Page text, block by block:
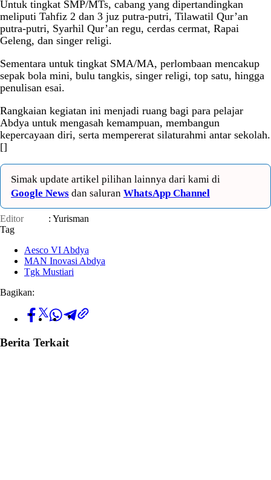
Untuk tingkat SMP/MTs, cabang yang dipertandingkan
meliputi Tahfiz 2 dan 3 juz putra-putri, Tilawatil Qur’an
putra-putri, Syarhil Qur’an regu, cerdas cermat, Rapai
Geleng, dan singer religi.
Sementara untuk tingkat SMA/MA, perlombaan mencakup
sepak bola mini, bulu tangkis, singer religi, top satu, hingga
penulisan esai.
Rangkaian kegiatan ini menjadi ruang bagi para pelajar
Abdya untuk mengasah kemampuan, membangun
kepercayaan diri, serta mempererat silaturahmi antar sekolah.
[]
Simak update artikel pilihan lainnya dari kami di
Google News dan saluran WhatsApp Channel
Editor
: Yurisman
Tag
Aesco VI Abdya
MAN Inovasi Abdya
Tgk Mustiari
Bagikan:
Berita Terkait